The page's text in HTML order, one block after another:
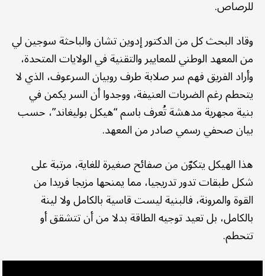
للرصاص.
وقاد البحث كل من الدكتور إدوين تشان والباحثة سوجين لي
من المعهد الوطني للمعايير والتقنية في الولايات المتحدة،
وأراد الفريق فهم سر صلابة طرف روبيان السرعوف، الذي لا
يتحطم رغم الضربات العنيفة، ووجدوا أن السر يكمن في
بنية مجهرية مدهشة تُعرف باسم “هيكل بوليغاند”، حسب
بيان صحفي رسمي صادر من المعهد.
هذا الهيكل يتكوّن من صفائح صغيرة للغاية، مرتبة على
شكل طبقات تدور تدريجيا، مما يمنحها مزيجا فريدا من
القوة والمرونة، فالبنية ليست قاسية بالكامل ولا لينة
بالكامل، بل تعيد توجيه الطاقة بدلا من أن تتشقق أو
تتحطم.